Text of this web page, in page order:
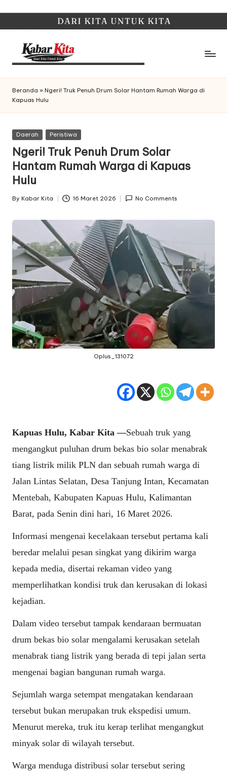
content
K
a
b
a
r
K
it
a
Beranda » Ngeri! Truk Penuh Drum Solar Hantam Rumah Warga di
Kapuas Hulu
Posted
Daerah Peristiwa
Ngeri! Truk Penuh Drum Solar
Hantam Rumah Warga di Kapuas
Hulu
Posted
By Kabar Kita 16 Maret 2026 No Comments
Oplus_131072
Kapuas Hulu, Kabar Kita —Sebuah truk yang
mengangkut puluhan drum bekas bio solar menabrak
tiang listrik milik PLN dan sebuah rumah warga di
Jalan Lintas Selatan, Desa Tanjung Intan, Kecamatan
Mentebah, Kabupaten Kapuas Hulu, Kalimantan
Barat, pada Senin dini hari, 16 Maret 2026.
Informasi mengenai kecelakaan tersebut pertama kali
beredar melalui pesan singkat yang dikirim warga
kepada media, disertai rekaman video yang
memperlihatkan kondisi truk dan kerusakan di lokasi
kejadian.
Dalam video tersebut tampak kendaraan bermuatan
drum bekas bio solar mengalami kerusakan setelah
menabrak tiang listrik yang berada di tepi jalan serta
mengenai bagian bangunan rumah warga.
Sejumlah warga setempat mengatakan kendaraan
tersebut bukan merupakan truk ekspedisi umum.
Menurut mereka, truk itu kerap terlihat mengangkut
minyak solar di wilayah tersebut.
Warga menduga distribusi solar tersebut sering